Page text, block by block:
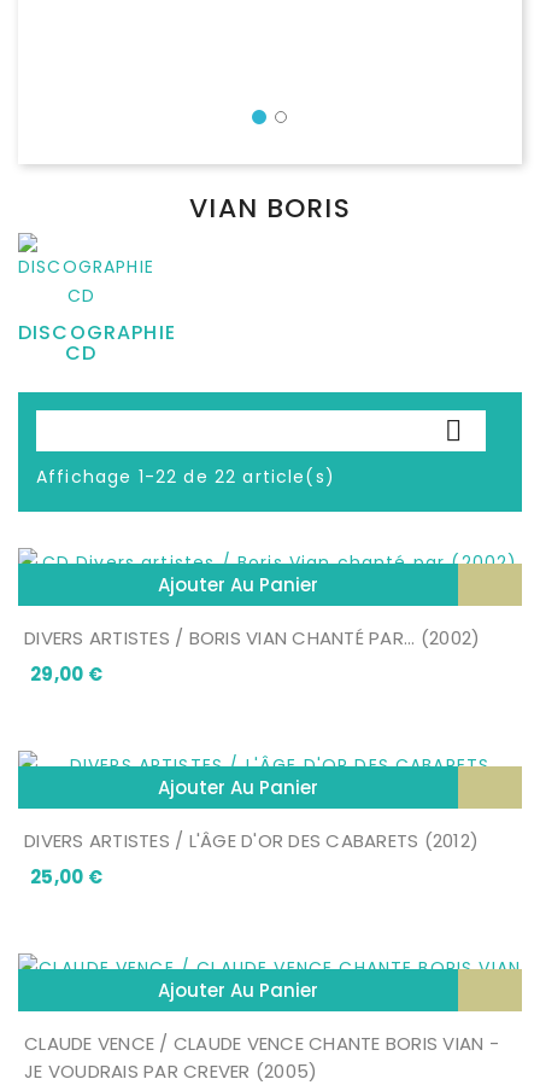
VIAN BORIS
DISCOGRAPHIE
CD

Affichage 1-22 de 22 article(s)
Ajouter Au Panier
DIVERS ARTISTES / BORIS VIAN CHANTÉ PAR... (2002)
29,00 €Prix
Ajouter Au Panier
DIVERS ARTISTES / L'ÂGE D'OR DES CABARETS (2012)
25,00 €Prix
Ajouter Au Panier
CLAUDE VENCE / CLAUDE VENCE CHANTE BORIS VIAN -
JE VOUDRAIS PAR CREVER (2005)